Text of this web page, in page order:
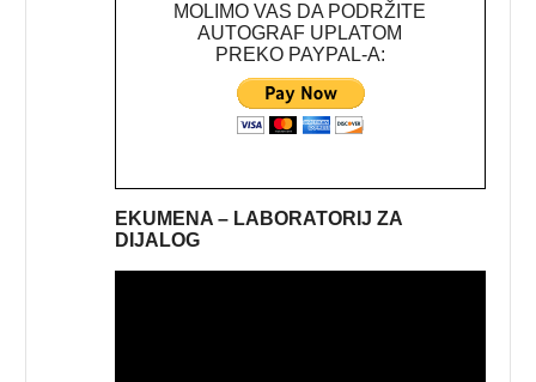
MOLIMO VAS DA PODRŽITE
AUTOGRAF UPLATOM
PREKO PAYPAL-A:
EKUMENA – LABORATORIJ ZA
DIJALOG